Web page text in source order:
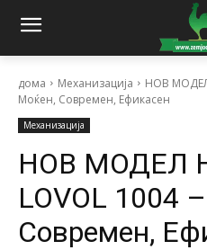
дома Механизација
НОВ МОДЕЛ
Моќен, Современ, Ефикасен
Механизација
НОВ МОДЕЛ
LOVOL 1004
Современ,